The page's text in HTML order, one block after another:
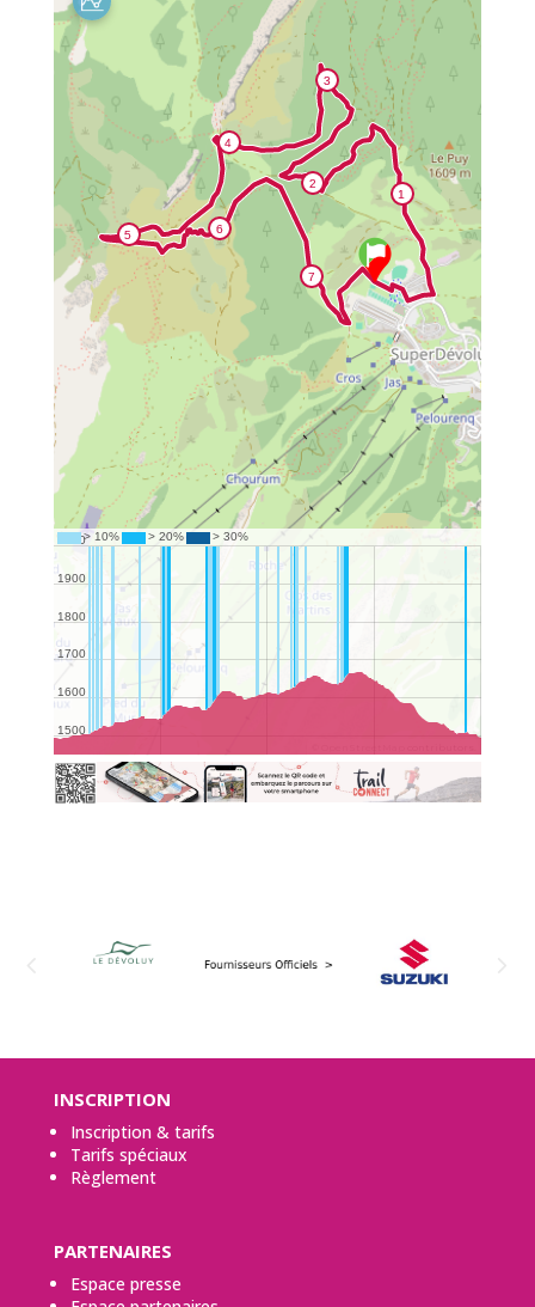
INSCRIPTION
Inscription & tarifs
Tarifs spéciaux
Règlement
PARTENAIRES
Espace presse